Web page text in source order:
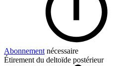
Abonnement nécessaire
Étirement du deltoïde postérieur